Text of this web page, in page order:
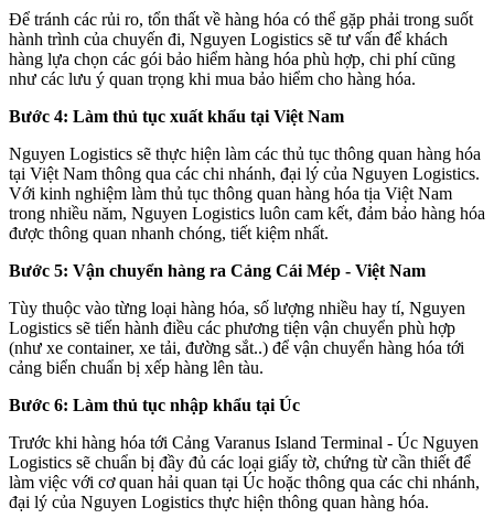
Để tránh các rủi ro, tổn thất về hàng hóa có thể gặp phải trong suốt
hành trình của chuyến đi, Nguyen Logistics sẽ tư vấn để khách
hàng lựa chọn các gói bảo hiểm hàng hóa phù hợp, chi phí cũng
như các lưu ý quan trọng khi mua bảo hiểm cho hàng hóa.
Bước 4: Làm thủ tục xuất khẩu tại Việt Nam
Nguyen Logistics sẽ thực hiện làm các thủ tục thông quan hàng hóa
tại Việt Nam thông qua các chi nhánh, đại lý của Nguyen Logistics.
Với kinh nghiệm làm thủ tục thông quan hàng hóa tịa Việt Nam
trong nhiều năm, Nguyen Logistics luôn cam kết, đảm bảo hàng hóa
được thông quan nhanh chóng, tiết kiệm nhất.
Bước 5: Vận chuyển hàng ra Cảng Cái Mép - Việt Nam
Tùy thuộc vào từng loại hàng hóa, số lượng nhiều hay tí, Nguyen
Logistics sẽ tiến hành điều các phương tiện vận chuyển phù hợp
(như xe container, xe tải, đường sắt..) để vận chuyển hàng hóa tới
cảng biển chuẩn bị xếp hàng lên tàu.
Bước 6: Làm thủ tục nhập khẩu tại Úc
Trước khi hàng hóa tới Cảng Varanus Island Terminal - Úc Nguyen
Logistics sẽ chuẩn bị đầy đủ các loại giấy tờ, chứng từ cần thiết để
làm việc với cơ quan hải quan tại Úc hoặc thông qua các chi nhánh,
đại lý của Nguyen Logistics thực hiện thông quan hàng hóa.